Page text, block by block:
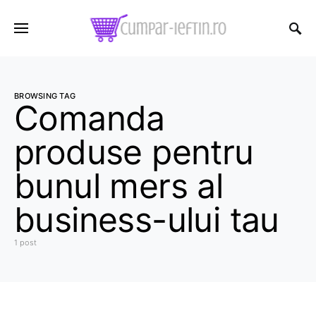
BROWSING TAG
Comanda
produse pentru
bunul mers al
business-ului tau
1 post